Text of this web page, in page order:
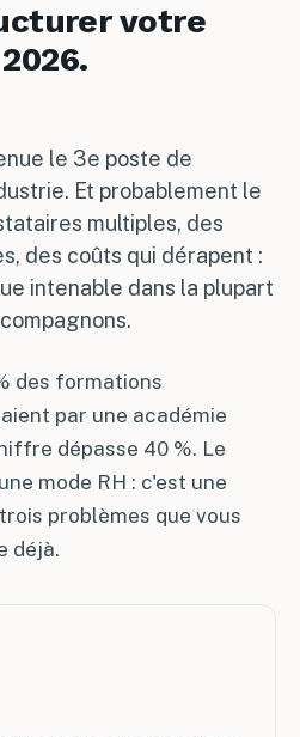
votre
le 3e poste de
Et probablement le
multiples, des
des coûts qui dérapent :
intenable dans la plupart
des formations
par une académie
dépasse 40 %. Le
mode RH : c'est une
problèmes que vous
déjà.